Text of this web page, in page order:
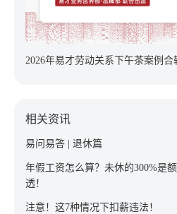
2026年易才劳动关系下午茶案例合
相关资讯
易问易答 | 退休篇
年假工资怎么算？未休的300%是
透！
注意！这7种情况下扣薪违法！